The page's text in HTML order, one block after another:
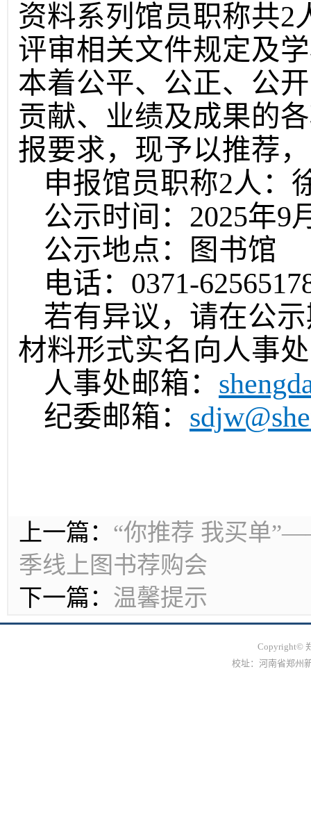
资料系列馆员职称共2
评审相关文件规定及
本着公平、公正、公
贡献、业绩及成果的
报要求，现予以推荐
申报馆员职称2人：
公示时间：2025年9
公示地点：图书馆
电话：0371-
若有异议，请在公
材料形式实名向人事
人事处邮箱：
纪委邮箱：
上一篇： “你推荐 我买单
季线上图书荐购会
下一篇： 温馨提示
Copyright©
校址：河南省郑州